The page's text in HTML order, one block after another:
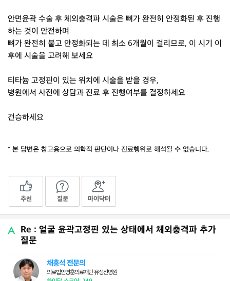
안면윤곽 수술 후 체외충격파 시술은 뼈가 완전히 안정화된 후 진행
하는 것이 안전하며
뼈가 완전히 붙고 안정화되는 데 최소 6개월이 걸리므로, 이 시기 이
후에 시술을 고려해 보세요
티타늄 고정핀이 있는 위치에 시술을 받을 경우,
병원에서 사전에 상담과 진료 후 진행여부를 결정하세요
건승하세요
* 본 답변은 참고용으로 의학적 판단이나 진료행위로 해석될 수 없습니다.
추천 질문 마이닥터
Re : 얼굴 윤곽고정핀 있는 상태에서 체외충격파 추가
질문
채홍석 전문의
의료법인영훈의료재단 유성선병원